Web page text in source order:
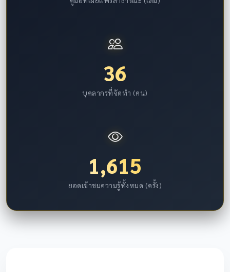
36
บุคลากรที่จัดทำ (คน)
1,615
ยอดเข้าชมความรู้ทั้งหมด (ครั้ง)